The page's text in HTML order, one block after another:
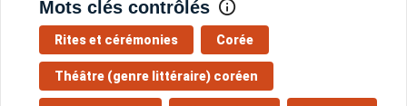
Mots clés contrôlés
Rites et cérémonies Corée
Théâtre (genre littéraire) coréen